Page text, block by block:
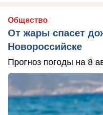
Общество
От жары спасет
Новороссийске
Прогноз погоды на 8